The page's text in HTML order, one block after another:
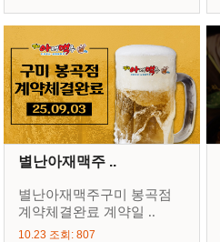
별난아재맥주 ..
별난아재맥주구미 봉곡점
계약체결완료 계약일 ..
10.23 조회: 807